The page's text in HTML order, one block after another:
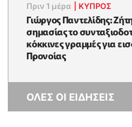
Πριν 1 μέρα ΚΥΠΡΟΣ
Γιώργος Παντελίδης:
σημασίας το
κόκκινες γραμμές για
Προνοίας
ΟΛΕΣ ΟΙ ΕΙΔΗΣΕΙΣ